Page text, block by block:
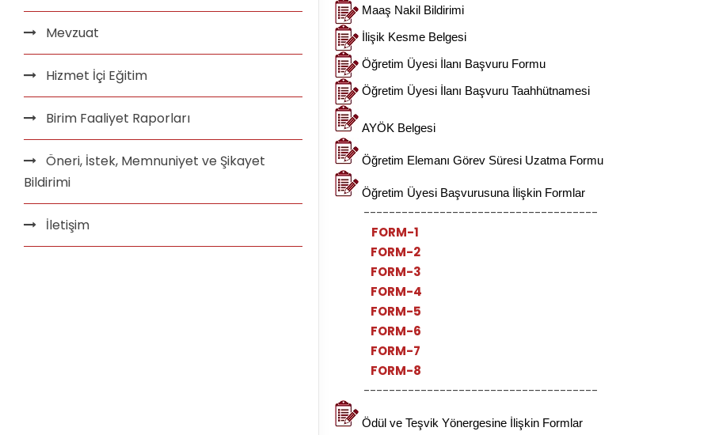
Mevzuat
Hizmet İçi Eğitim
Birim Faaliyet Raporları
Öneri, İstek, Memnuniyet ve Şikayet
Bildirimi
İletişim
Maaş Nakil Bildirimi
İlişik Kesme Belgesi
Öğretim Üyesi İlanı Başvuru Formu
Öğretim Üyesi İlanı Başvuru Taahhütnamesi
AYÖK Belgesi
Öğretim Elemanı Görev Süresi Uzatma Formu
Öğretim Üyesi Başvurusuna İlişkin Formlar
-------------------------------------
FORM-1
FORM-2
FORM-3
FORM-4
FORM-5
FORM-6
FORM-7
FORM-8
-------------------------------------
Ödül ve Teşvik Yönergesine İlişkin Formlar